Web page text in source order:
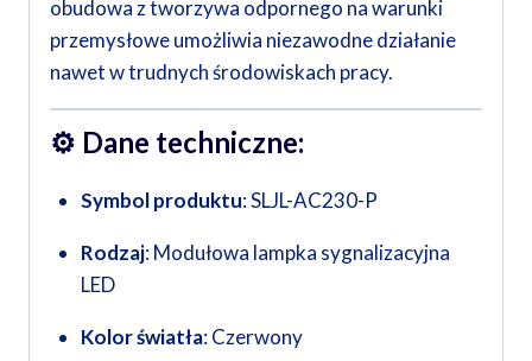
obudowa z tworzywa odpornego na warunki
przemysłowe umożliwia niezawodne działanie
nawet w trudnych środowiskach pracy.
⚙️ Dane techniczne:
Symbol produktu: SLJL-AC230-P
Rodzaj: Modułowa lampka sygnalizacyjna
LED
Kolor światła: Czerwony